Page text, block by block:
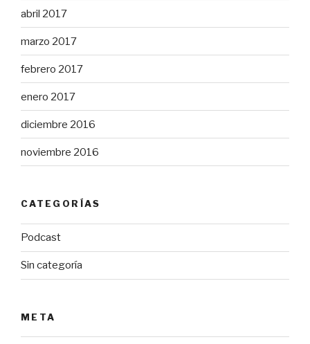
abril 2017
marzo 2017
febrero 2017
enero 2017
diciembre 2016
noviembre 2016
CATEGORÍAS
Podcast
Sin categoría
META